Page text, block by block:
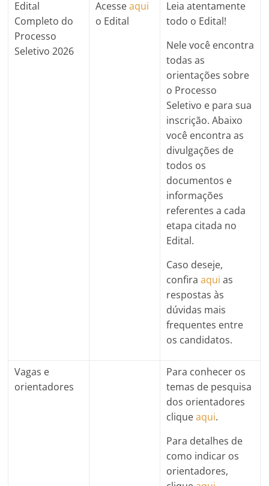
Edital
Completo do
Processo
Seletivo 2026
Acesseaqui
o Edital
Leia atentamente
todo o Edital!
Nele você encontra
todas as
orientações sobre
o Processo
Seletivo e para sua
inscrição. Abaixo
você encontra as
divulgações de
todos os
documentos e
informações
referentes a cada
etapa citada no
Edital.
Caso deseje,
confiraaqui as
respostas às
dúvidas mais
frequentes entre
os candidatos.
Vagas e
orientadores
Para conhecer os
temas de pesquisa
dos orientadores
cliqueaqui.
Para detalhes de
como indicar os
orientadores,